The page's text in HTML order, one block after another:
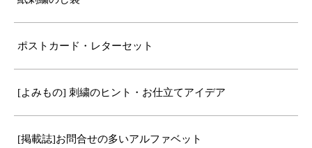
ポストカード・レターセット
[よみもの] 刺繍のヒント・お仕立てアイデア
[掲載誌]お問合せの多いアルファベット